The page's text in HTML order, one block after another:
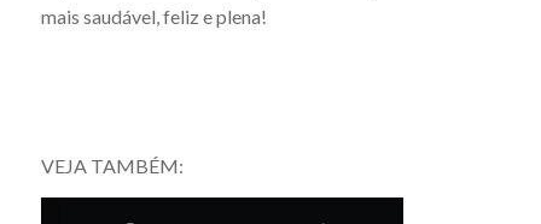
mais saudável, feliz e plena!
VEJA TAMBÉM: